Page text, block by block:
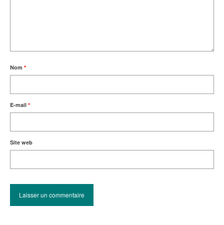
Nom *
E-mail *
Site web